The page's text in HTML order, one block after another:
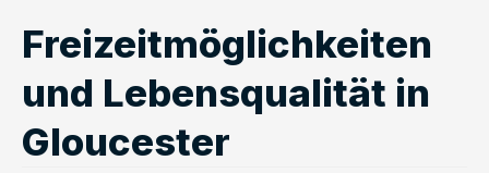
Freizeitmöglichkeiten
und Lebensqualität in
Gloucester